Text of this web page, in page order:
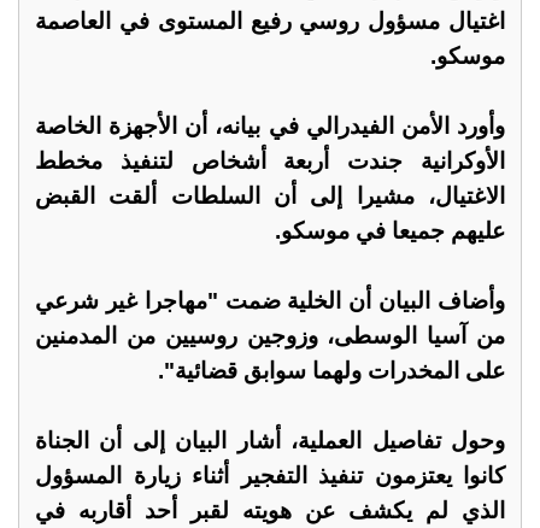
اغتيال مسؤول روسي رفيع المستوى في العاصمة
موسكو.
وأورد الأمن الفيدرالي في بيانه، أن الأجهزة الخاصة
الأوكرانية جندت أربعة أشخاص لتنفيذ مخطط
الاغتيال، مشيرا إلى أن السلطات ألقت القبض
عليهم جميعا في موسكو.
وأضاف البيان أن الخلية ضمت "مهاجرا غير شرعي
من آسيا الوسطى، وزوجين روسيين من المدمنين
على المخدرات ولهما سوابق قضائية".
وحول تفاصيل العملية، أشار البيان إلى أن الجناة
كانوا يعتزمون تنفيذ التفجير أثناء زيارة المسؤول
الذي لم يكشف عن هويته لقبر أحد أقاربه في